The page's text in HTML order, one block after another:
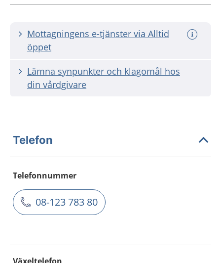
Mottagningens e-tjänster via Alltid
öppet
Lämna synpunkter och klagomål hos
din vårdgivare
Telefon
Telefonnummer
08-123 783 80